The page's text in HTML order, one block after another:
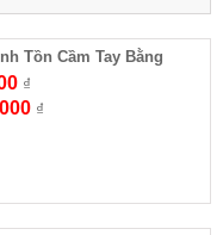
Tồn Cầm Tay Bằng
₫
₫